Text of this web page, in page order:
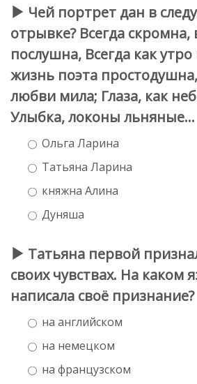
Чей портрет дан в
отрывке? Всегда скромна,
послушна, Всегда как утро
жизнь поэта
любви мила; Глаза, как
Улыбка, локоны льняные...
Ольга Ларина
Татьяна Ларина
княжна Алина
Дуняша
Татьяна первой
своих чувствах. На каком
написала своё признание?
на английском
на немецком
на французском